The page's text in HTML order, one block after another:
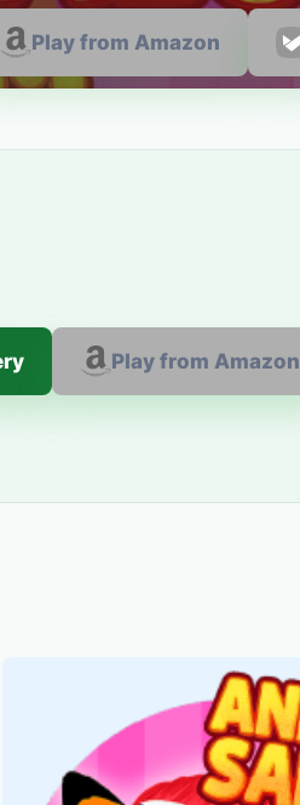
Play from Amazon
Play from Amazon